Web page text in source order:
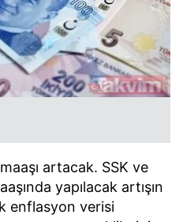
artacak. SSK ve
yapılacak artışın
enflasyon verisi